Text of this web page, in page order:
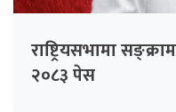
राष्ट्रियसभामा
२०८३ पेस